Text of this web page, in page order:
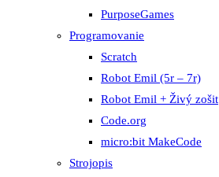
PurposeGames
Programovanie
Scratch
Robot Emil (5r – 7r)
Robot Emil + Živý zošit
Code.org
micro:bit MakeCode
Strojopis